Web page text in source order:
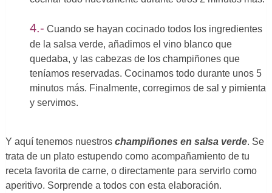
4.- Cuando se hayan cocinado todos los ingredientes
de la salsa verde, añadimos el vino blanco que
quedaba, y las cabezas de los champiñones que
teníamos reservadas. Cocinamos todo durante unos 5
minutos más. Finalmente, corregimos de sal y pimienta
y servimos.
Y aquí tenemos nuestros champiñones en salsa verde. Se
trata de un plato estupendo como acompañamiento de tu
receta favorita de carne, o directamente para servirlo como
aperitivo. Sorprende a todos con esta elaboración.